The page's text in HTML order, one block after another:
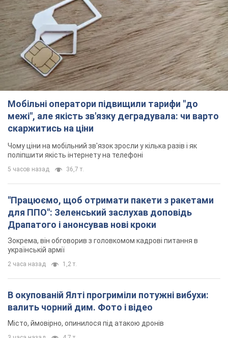
Мобільні оператори підвищили тарифи "до
межі", але якість зв'язку деградувала: чи варто
скаржитись на ціни
Чому ціни на мобільний зв'язок зросли у кілька разів і як
поліпшити якість інтернету на телефоні
5 часов назад 36,7 т.
"Працюємо, щоб отримати пакети з ракетами
для ППО": Зеленський заслухав доповідь
Драпатого і анонсував нові кроки
Зокрема, він обговорив з головкомом кадрові питання в
українській армії
2 часа назад 1,2 т.
В окупованій Ялті прогриміли потужні вибухи:
валить чорний дим. Фото і відео
Місто, ймовірно, опинилося під атакою дронів